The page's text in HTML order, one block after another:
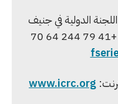
الدولية في جنيف
www.icrc.org